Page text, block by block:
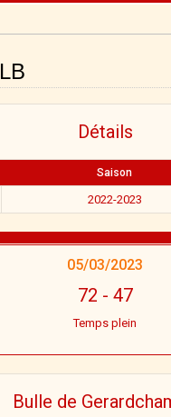
Détails
Saison
2022-2023
05/03/2023
72 - 47
Temps plein
Bulle de